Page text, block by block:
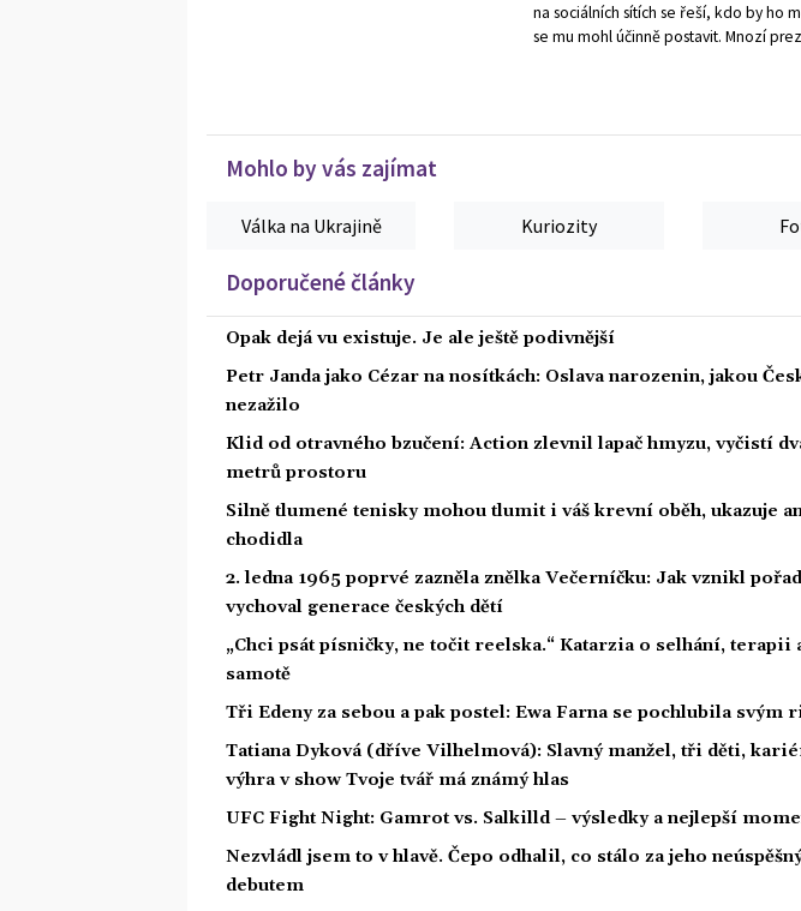
na sociálních sítích se řeší, kdo by ho
se mu mohl účinně postavit. Mnozí
Mohlo by vás zajímat
Válka na Ukrajině Kuriozity
Doporučené články
Opak dejá vu existuje. Je ale ještě podivnější
Petr Janda jako Cézar na nosítkách: Oslava narozenin, jakou
nezažilo
Klid od otravného bzučení: Action zlevnil lapač hmyzu, vyčistí
metrů prostoru
Silně tlumené tenisky mohou tlumit i váš krevní oběh, ukazuje
chodidla
2. ledna 1965 poprvé zazněla znělka Večerníčku: Jak vznikl
vychoval generace českých dětí
„Chci psát písničky, ne točit reelska.“ Katarzia o selhání, terapii
samotě
Tři Edeny za sebou a pak postel: Ewa Farna se pochlubila svým
Tatiana Dyková (dříve Vilhelmová): Slavný manžel, tři děti,
výhra v show Tvoje tvář má známý hlas
UFC Fight Night: Gamrot vs. Salkilld – výsledky a nejlepší
Nezvládl jsem to v hlavě. Čepo odhalil, co stálo za jeho
debutem